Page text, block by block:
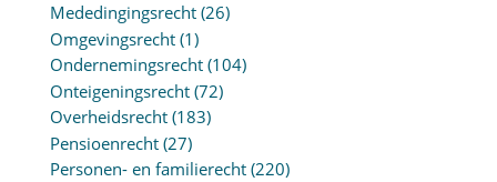
Mededingingsrecht(26)
Omgevingsrecht(1)
Ondernemingsrecht(104)
Onteigeningsrecht(72)
Overheidsrecht(183)
Pensioenrecht(27)
Personen- en familierecht(220)